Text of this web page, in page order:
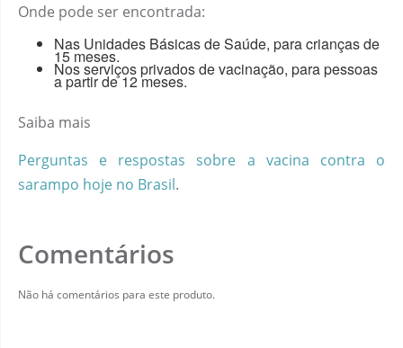
Onde pode ser encontrada:
Nas Unidades Básicas de Saúde, para crianças de
15 meses.
Nos serviços privados de vacinação, para pessoas
a partir de 12 meses.
Saiba mais
Perguntas e respostas sobre a vacina contra o
sarampo hoje no Brasil.
Comentários
Não há comentários para este produto.